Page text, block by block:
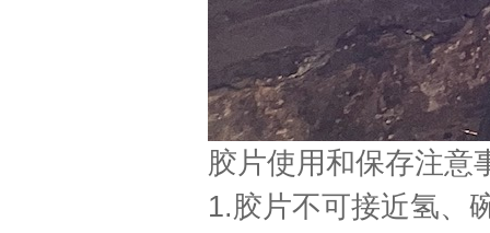
胶片使用和保存注意
1.胶片不可接近氢、